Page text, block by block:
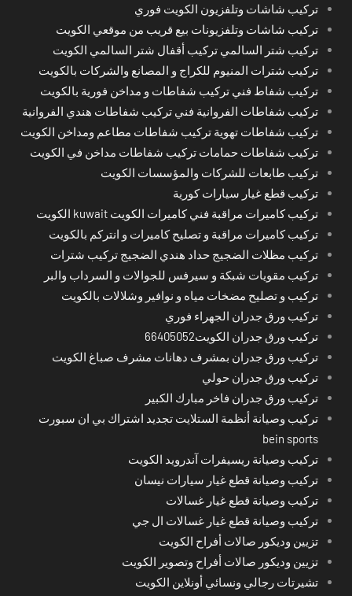
تركيب شاشات وتلفزيون الكويت فوري
تركيب شاشات وتلفزيونات بيع قريب من موقعي الكويت
تركيب شتر السالمي تركيب أقفال شتر السالمي الكويت
تركيب شترات المنيوم للكراج و المصانع والشركات بالكويت
تركيب شفاط فني تركيب شفاطات و مداخن فورية بالكويت
تركيب شفاطات الفروانية فني تركيب شفاطات هندي الفروانية
تركيب شفاطات تهوية تركيب شفاطات مطاعم ومداخن الكويت
تركيب شفاطات حمامات تركيب شفاطات مداخن في الكويت
تركيب طابعات للشركات والمؤسسات الكويت
تركيب قطع غيار سيارات كورية
تركيب كاميرات مراقبة فني كاميرات الكويت kuwait الكويت
تركيب كاميرات مراقبة و تصليح كاميرات و انتركم بالكويت
تركيب مظلات الضجيج حداد هندي الضجيج تركيب شترات
تركيب مقويات شبكة و سيرفس للجوالات و السرداب والبر
تركيب و تصليح مضخات مياه و نوافير وشلالات بالكويت
تركيب ورق جدران الجهراء فوري
تركيب ورق جدران الكويت66405052
تركيب ورق جدران بمشرف دهانات مشرف صباغ الكويت
تركيب ورق جدران حولي
تركيب ورق جدران فاخر مبارك الكبير
تركيب وصيانة أنظمة الستلايت تجديد اشتراك بي ان سبورت
bein sports
تركيب وصيانة ريسيفرات آندرويد الكويت
تركيب وصيانة قطع غيار سيارات نيسان
تركيب وصيانة قطع غيار غسالات
تركيب وصيانة قطع غيار غسالات ال جي
تزيين وديكور صالات أفراح الكويت
تزيين وديكور صالات أفراح وتصوير الكويت
تشيرتات رجالي ونسائي أونلاين الكويت